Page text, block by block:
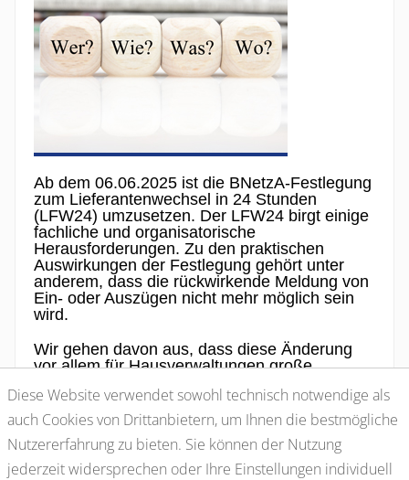
Diese Website verwendet sowohl technisch notwendige als
auch Cookies von Drittanbietern, um Ihnen die bestmögliche
Nutzererfahrung zu bieten. Sie können der Nutzung
jederzeit widersprechen oder Ihre Einstellungen individuell
Ab dem 06.06.2025 ist die BNetzA-Festlegung
zum Lieferantenwechsel in 24 Stunden
(LFW24) umzusetzen. Der LFW24 birgt einige
fachliche und organisatorische
Herausforderungen. Zu den praktischen
Auswirkungen der Festlegung gehört unter
anderem, dass die rückwirkende Meldung von
Ein- oder Auszügen nicht mehr möglich sein
wird.
Wir gehen davon aus, dass diese Änderung
vor allem für Hausverwaltungen große
Prozesse grundlegend umstellen müssen.
Zurück zur Startseite